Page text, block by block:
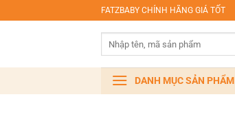
qua
FATZBABY CHÍNH HÃNG GIÁ TỐT
DANH MỤC SẢN PHẨM